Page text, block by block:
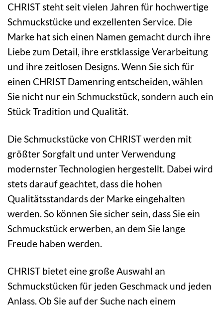
CHRIST steht seit vielen Jahren für hochwertige
Schmuckstücke und exzellenten Service. Die
Marke hat sich einen Namen gemacht durch ihre
Liebe zum Detail, ihre erstklassige Verarbeitung
und ihre zeitlosen Designs. Wenn Sie sich für
einen CHRIST Damenring entscheiden, wählen
Sie nicht nur ein Schmuckstück, sondern auch ein
Stück Tradition und Qualität.
Die Schmuckstücke von CHRIST werden mit
größter Sorgfalt und unter Verwendung
modernster Technologien hergestellt. Dabei wird
stets darauf geachtet, dass die hohen
Qualitätsstandards der Marke eingehalten
werden. So können Sie sicher sein, dass Sie ein
Schmuckstück erwerben, an dem Sie lange
Freude haben werden.
CHRIST bietet eine große Auswahl an
Schmuckstücken für jeden Geschmack und jeden
Anlass. Ob Sie auf der Suche nach einem